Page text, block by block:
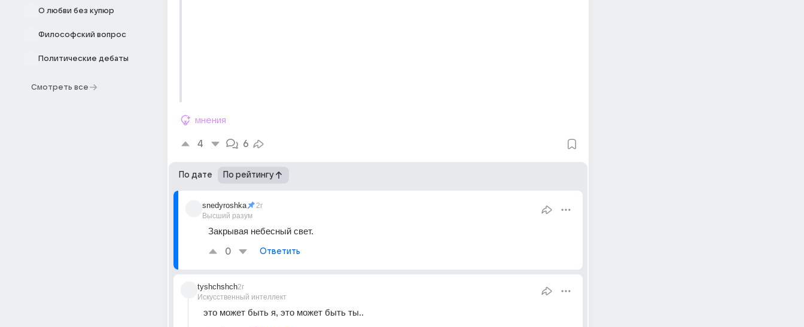
О любви без купюр
Философский вопрос
Политические дебаты
Смотреть все
мнения
4 6
По дате По рейтингу
snedyroshka
Высший разум
2г
Закрывая небесный свет.
0 Ответить
tyshchshch
Искусственный интеллект
2г
это может быть я, это может быть ты..